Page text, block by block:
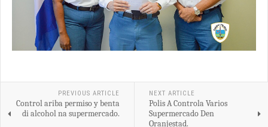
PREVIOUS ARTICLE
Control ariba permiso y benta
di alcohol na supermercado.
NEXT ARTICLE
Polis A Controla Varios
Supermercado Den
Oranjestad.